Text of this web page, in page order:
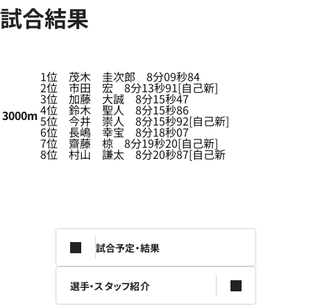
試合結果
3000m
1位 茂木 圭次郎 8分09秒84
2位 市田 宏 8分13秒91[自己新]
3位 加藤 大誠 8分15秒47
4位 鈴木 聖人 8分15秒86
5位 今井 崇人 8分15秒92[自己新]
6位 長嶋 幸宝 8分18秒07
7位 齋藤 椋 8分19秒20[自己新]
8位 村山 謙太 8分20秒87[自己新
試合予定・結果
選手・スタッフ紹介